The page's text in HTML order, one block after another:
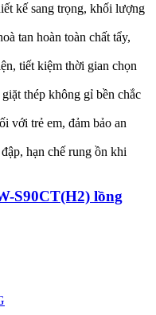
kế sang trọng, khối lượng
tan hoàn toàn chất tẩy,
tiết kiệm thời gian chọn
thép không gỉ bền chắc
với trẻ em, đảm bảo an
hạn chế rung ồn khi
S90CT(H2) lồng